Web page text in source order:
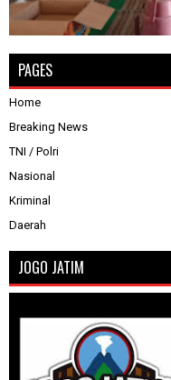
PAGES
Home
Breaking News
TNI / Polri
Nasional
Kriminal
Daerah
JOGO JATIM